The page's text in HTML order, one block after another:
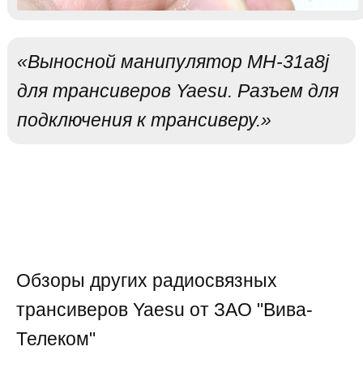
«Выносной манипулятор MH-31a8j
для трансиверов Yaesu. Разъем для
подключения к трансиверу.»
Обзоры других радиосвязных
трансиверов Yaesu от ЗАО "Вива-
Телеком"